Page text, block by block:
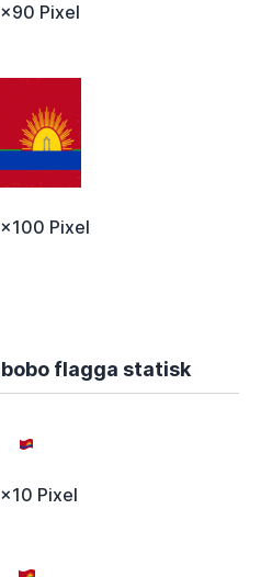
Pixel
Pixel
flagga statisk
Pixel